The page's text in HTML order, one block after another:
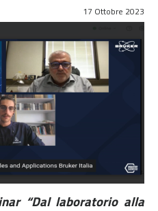
17 Ottobre 2023
“Dal laboratorio alla